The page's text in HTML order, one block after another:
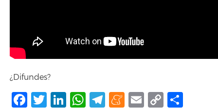
¿Difundes?
Facebook
Twitter
LinkedIn
WhatsApp
Telegram
Meneame
Email
Copy